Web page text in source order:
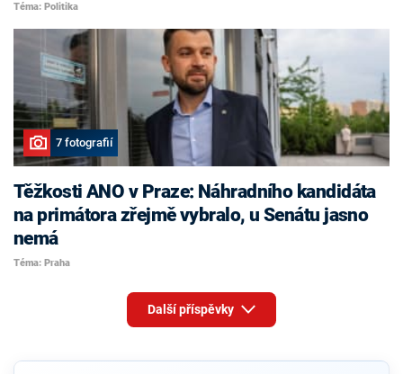
Téma: Politika
7 fotografií
Těžkosti ANO v Praze: Náhradního kandidáta
na primátora zřejmě vybralo, u Senátu jasno
nemá
Téma: Praha
Další příspěvky